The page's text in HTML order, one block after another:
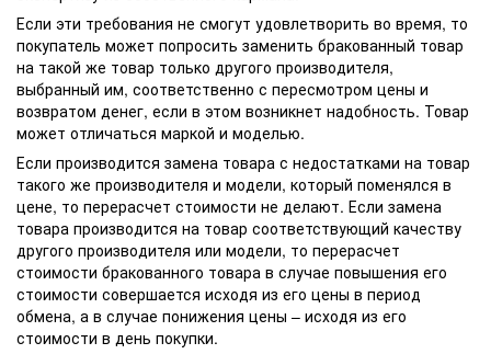
Если эти требования не смогут удовлетворить во время, то
покупатель может попросить заменить бракованный товар
на такой же товар только другого производителя,
выбранный им, соответственно с пересмотром цены и
возвратом денег, если в этом возникнет надобность. Товар
может отличаться маркой и моделью.
Если производится замена товара с недостатками на товар
такого же производителя и модели, который поменялся в
цене, то перерасчет стоимости не делают. Если замена
товара производится на товар соответствующий качеству
другого производителя или модели, то перерасчет
стоимости бракованного товара в случае повышения его
стоимости совершается исходя из его цены в период
обмена, а в случае понижения цены – исходя из его
стоимости в день покупки.